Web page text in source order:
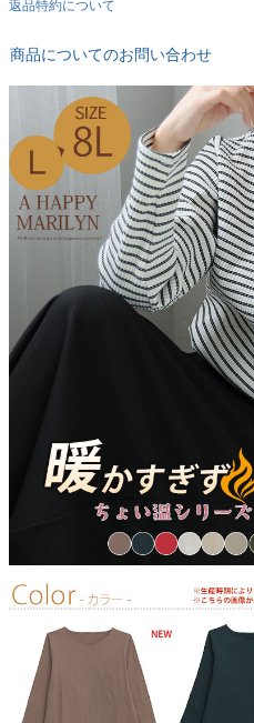
返品特約について
商品についてのお問い合わせ